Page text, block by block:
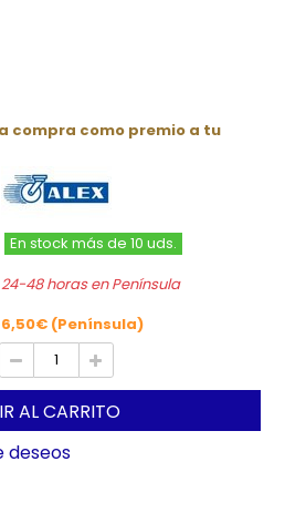
compra como premio a tu
En stock más de 10 uds.
24-48 horas en Península
6,50€ (Península)
AL CARRITO
deseos